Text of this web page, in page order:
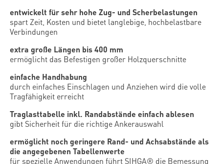
entwickelt für sehr hohe Zug- und Scherbelastungen
spart Zeit, Kosten und bietet langlebige, hochbelastbare
Verbindungen
extra große Längen bis 400 mm
ermöglicht das Befestigen großer Holzquerschnitte
einfache Handhabung
durch einfaches Einschlagen und Anziehen wird die volle
Tragfähigkeit erreicht
Traglasttabelle inkl. Randabstände einfach ablesen
gibt Sicherheit für die richtige Ankerauswahl
ermöglicht noch geringere Rand- und Achsabstände als
die angegebenen Tabellenwerte
für spezielle Anwendungen führt SIHGA® die Bemessung